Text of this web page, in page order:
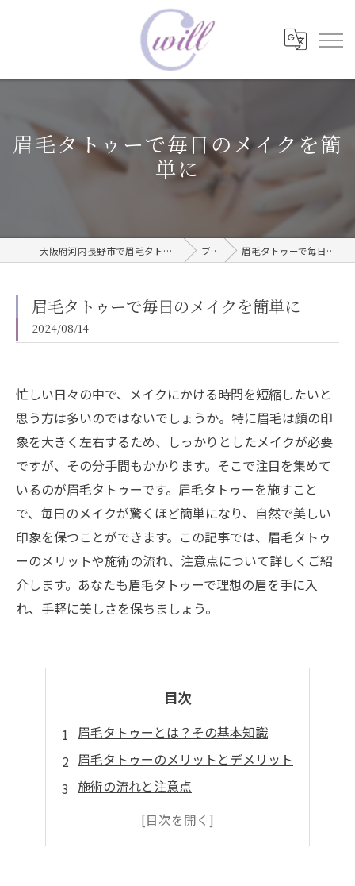
眉毛タトゥーで毎日のメイクを簡
単に
大阪府河内長野市で眉毛タトゥーならwill care サロン ブログ 眉毛タトゥーで毎日のメイクを簡単に
眉毛タトゥーで毎日のメイクを簡単に
2024/08/14
忙しい日々の中で、メイクにかける時間を短縮したいと
思う方は多いのではないでしょうか。特に眉毛は顔の印
象を大きく左右するため、しっかりとしたメイクが必要
ですが、その分手間もかかります。そこで注目を集めて
いるのが眉毛タトゥーです。眉毛タトゥーを施すこと
で、毎日のメイクが驚くほど簡単になり、自然で美しい
印象を保つことができます。この記事では、眉毛タトゥ
ーのメリットや施術の流れ、注意点について詳しくご紹
介します。あなたも眉毛タトゥーで理想の眉を手に入
れ、手軽に美しさを保ちましょう。
目次
眉毛タトゥーとは？その基本知識
眉毛タトゥーのメリットとデメリット
施術の流れと注意点
メンテナンスとアフターケア